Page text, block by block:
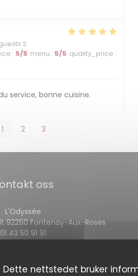
Dette nettstedet bruker
2
: 5/5 menu : 5/5 quality_price :
service, bonne cuisine.
1 2 3
oss
L'Odyssée
92260 Fontenay-Aux-Roses((åpner
01 43 50 91 91